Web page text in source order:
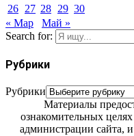
26 27 28 29 30
« Мар
Май »
Search for:
Рубрики
Рубрики
Материалы
ознакомительных
администрации сайта,